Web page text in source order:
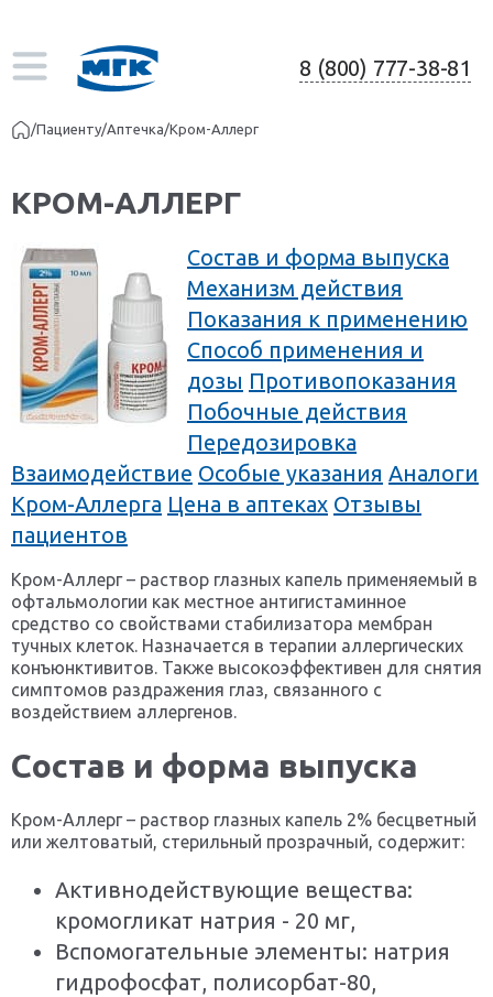
8 (800) 777-38-81
/Пациенту/Аптечка/Кром-Аллерг
КРОМ-АЛЛЕРГ
Состав и форма выпуска
Механизм действия
Показания к применению
Способ применения и
дозы Противопоказания
Побочные действия
Передозировка
Взаимодействие Особые указания Аналоги
Кром-Аллерга Цена в аптеках Отзывы
пациентов
Кром-Аллерг – раствор глазных капель применяемый в
офтальмологии как местное антигистаминное
средство со свойствами стабилизатора мембран
тучных клеток. Назначается в терапии аллергических
конъюнктивитов. Также высокоэффективен для снятия
симптомов раздражения глаз, связанного с
воздействием аллергенов.
Состав и форма выпуска
Кром-Аллерг – раствор глазных капель 2% бесцветный
или желтоватый, стерильный прозрачный, содержит:
Активнодействующие вещества:
кромогликат натрия - 20 мг,
Вспомогательные элементы: натрия
гидрофосфат, полисорбат-80,